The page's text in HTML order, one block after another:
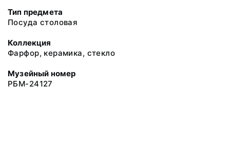
Тип предмета
Посуда столовая
Коллекция
Фарфор, керамика, стекло
Музейный номер
РБМ-24127